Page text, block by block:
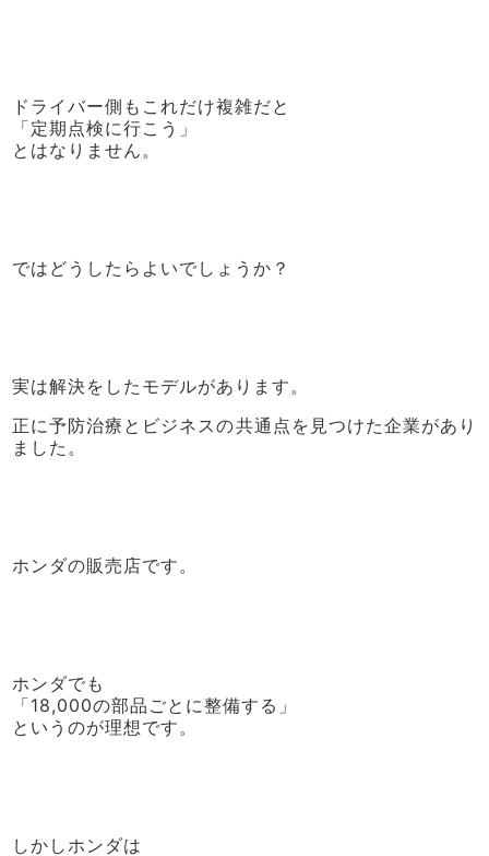
ドライバー側もこれだけ複雑だと
「定期点検に行こう」
とはなりません。
ではどうしたらよいでしょうか？
実は解決をしたモデルがあります。
正に予防治療とビジネスの共通点を見つけた企業があり
ました。
ホンダの販売店です。
ホンダでも
「18,000の部品ごとに整備する」
というのが理想です。
しかしホンダは